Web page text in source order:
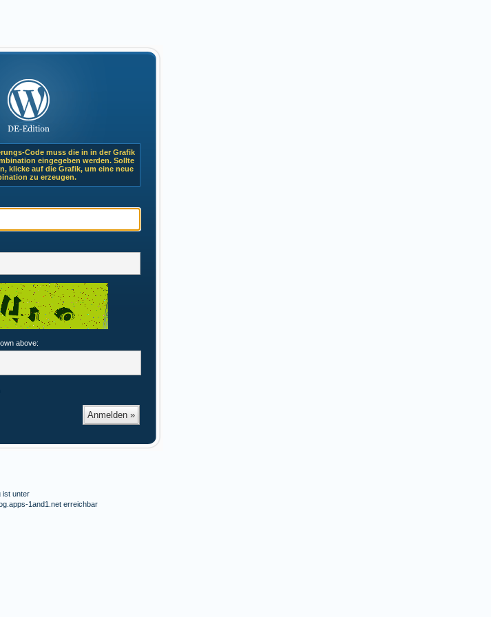
Code muss die in in der Grafik
eingegeben werden. Sollte
klicke auf die Grafik, um eine neue
zu erzeugen.
above:
ist unter
1and1.net erreichbar